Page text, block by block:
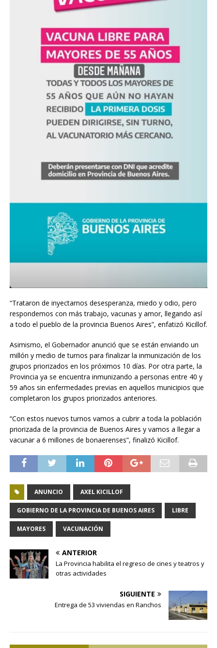
“Trataron de inyectarnos desesperanza, miedo y odio, pero
respondemos con más trabajo, vacunas y amor, llegando así
a todo el pueblo de la provincia Buenos Aires”, enfatizó Kicillof.
Asimismo, el Gobernador anunció que se están enviando un
millón y medio de turnos para finalizar la inmunización de los
grupos priorizados en los próximos 10 días. Por otra parte, la
Provincia ya se encuentra inmunizando a personas entre 40 y
59 años sin enfermedades previas en aquellos municipios que
completaron los grupos priorizados anteriores.
“Con estos nuevos turnos vamos a cubrir a toda la población
priorizada de la provincia de Buenos Aires y vamos a llegar a
vacunar a 6 millones de bonaerenses”, finalizó Kicillof.
ANUNCIO AXEL KICILLOF
GOBIERNO DE LA PROVINCIA DE BUENOS AIRES LIBRE
MAYORES VACUNACIÓN
ANTERIOR
La Provincia habilita el regreso de cines y teatros y
otras actividades
SIGUIENTE
Entrega de 53 viviendas en Ranchos